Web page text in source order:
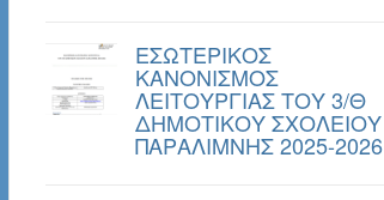
ΕΣΩΤΕΡΙΚΟΣ
ΚΑΝΟΝΙΣΜΟΣ
ΛΕΙΤΟΥΡΓΙΑΣ ΤΟΥ 3/Θ
ΔΗΜΟΤΙΚΟΥ ΣΧΟΛΕΙΟΥ
ΠΑΡΑΛΙΜΝΗΣ 2025-2026